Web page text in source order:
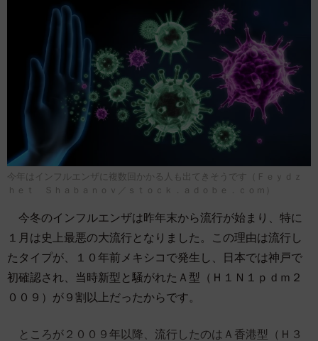
今年はインフルエンザに複数回かかる人も出てきそうです（Ｆｅｙｄｚ
ｈｅｔ Ｓｈａｂａｎｏｖ／ｓｔｏｃｋ．ａｄｏｂｅ．ｃｏｍ）
今冬のインフルエンザは昨年末から流行が始まり、特に
１月は史上最悪の大流行となりました。この理由は流行し
たタイプが、１０年前メキシコで発生し、日本では神戸で
初確認され、当時新型と騒がれたＡ型（Ｈ１Ｎ１ｐｄｍ２
００９）が９割以上だったからです。
ところが２００９年以降、流行したのはＡ香港型（Ｈ３